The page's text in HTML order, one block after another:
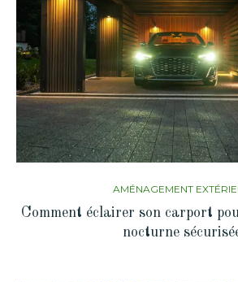
AMÉNAGEMENT
Comment éclairer son carport
nocturne